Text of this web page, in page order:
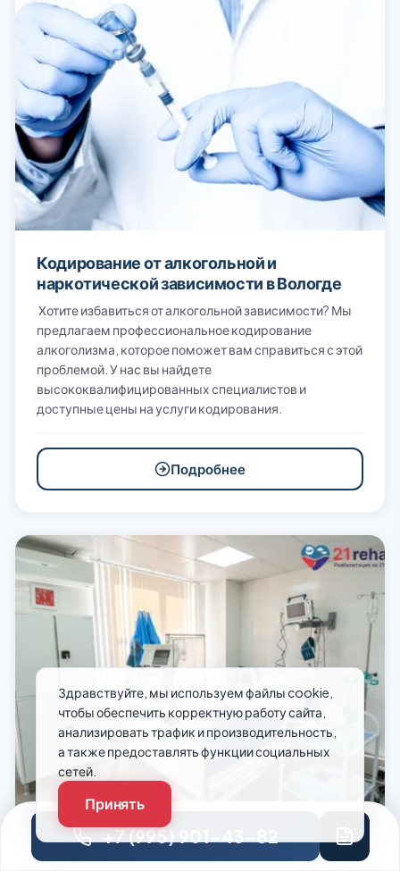
Кодирование от алкогольной и
наркотической зависимости в Вологде
Хотите избавиться от алкогольной зависимости? Мы
предлагаем профессиональное кодирование
алкоголизма, которое поможет вам справиться с этой
проблемой. У нас вы найдете
высококвалифицированных специалистов и
доступные цены на услуги кодирования.
Подробнее
Лечение алкоголизма на дому в Вологде
+7 (995) 901-43-82
Здравствуйте, мы используем файлы cookie,
чтобы обеспечить корректную работу сайта,
анализировать трафик и производительность,
а также предоставлять функции социальных
сетей.
Принять